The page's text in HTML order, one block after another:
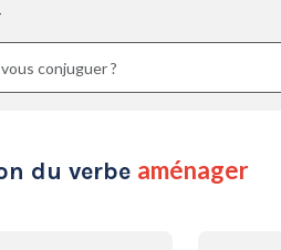
du verbe aménager